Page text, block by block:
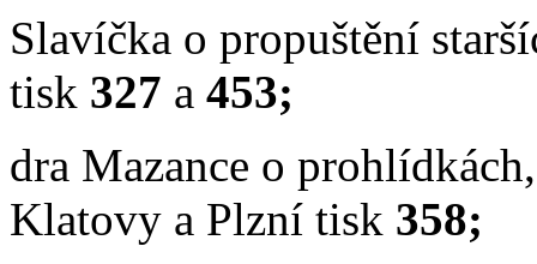
Slavíčka o propuštění
tisk 327 a 453;
dra Mazance o
Klatovy a Plzní tisk 358;